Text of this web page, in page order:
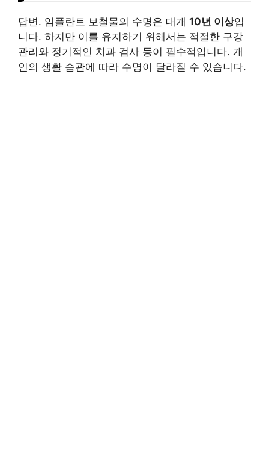
답변. 임플란트 보철물의 수명은 대개 10년 이상입
니다. 하지만 이를 유지하기 위해서는 적절한 구강
관리와 정기적인 치과 검사 등이 필수적입니다. 개
인의 생활 습관에 따라 수명이 달라질 수 있습니다.